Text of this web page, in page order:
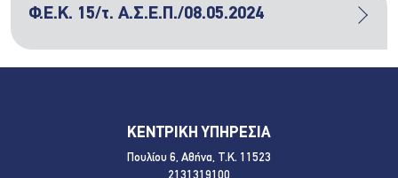
Φ.Ε.Κ. 15/τ. Α.Σ.Ε.Π./08.05.2024
ΚΕΝΤΡΙΚΗ ΥΠΗΡΕΣΙΑ
Πουλίου 6, Αθήνα, Τ.Κ. 11523